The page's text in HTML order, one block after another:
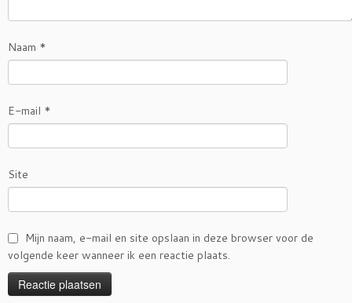
Naam *
E-mail *
Site
Mijn naam, e-mail en site opslaan in deze browser voor de
volgende keer wanneer ik een reactie plaats.